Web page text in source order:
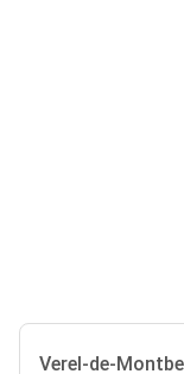
Verel-de-